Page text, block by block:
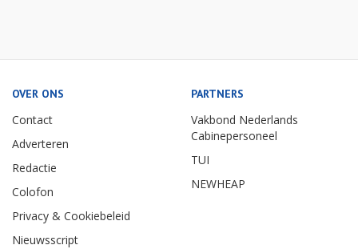
OVER ONS
Contact
Adverteren
Redactie
Colofon
Privacy & Cookiebeleid
Nieuwsscript
PARTNERS
Vakbond Nederlands
Cabinepersoneel
TUI
NEWHEAP